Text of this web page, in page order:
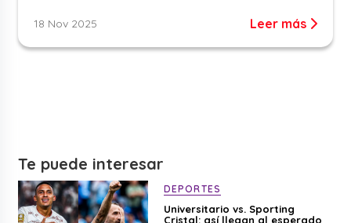
18 Nov 2025 Leer más
Te puede interesar
DEPORTES
Universitario vs. Sporting
Cristal: así llegan al esperado